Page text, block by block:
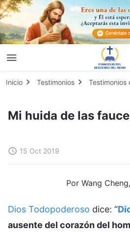
Inicio Testimonios Testimonios
Mi huida de las
15 Oct 2019
Por Wang
Dios Todopoderoso dice: “
ausente del corazón del